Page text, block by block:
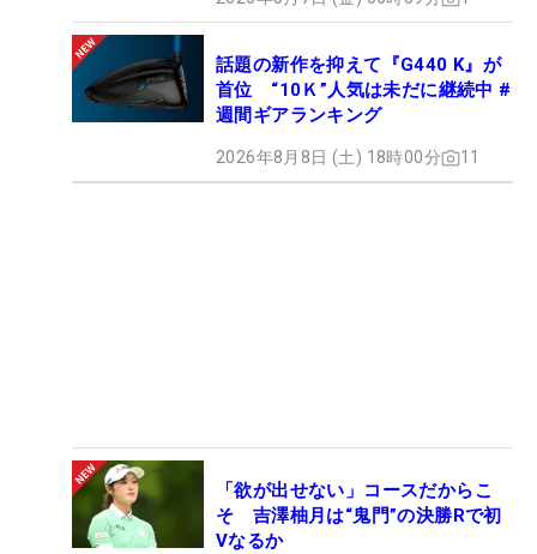
話題の新作を抑えて『G440 K』が
首位 “10Ｋ”人気は未だに継続中 #
週間ギアランキング
2026年8月8日 (土) 18時00分 11
「欲が出せない」コースだからこ
そ 吉澤柚月は“鬼門”の決勝Rで初
Vなるか